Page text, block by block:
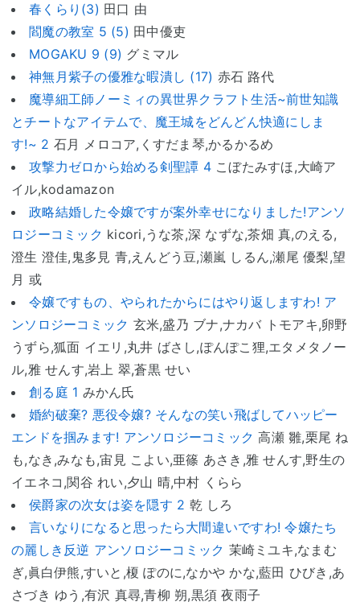
春くらり(3) 田口 由
閻魔の教室 5 (5) 田中優吏
MOGAKU 9 (9) グミマル
神無月紫子の優雅な暇潰し (17) 赤石 路代
魔導細工師ノーミィの異世界クラフト生活~前世知識
とチートなアイテムで、魔王城をどんどん快適にしま
す!~ 2 石月 メロコア,くすだま琴,かるかるめ
攻撃力ゼロから始める剣聖譚 4こぼたみすほ,大崎ア
イル,kodamazon
政略結婚した令嬢ですが案外幸せになりました!アンソ
ロジーコミック kicori,うな茶,深 なずな,茶畑 真,のえる,
澄生 澄佳,鬼多見 青,えんどう豆,瀬嵐 しるん,瀬尾 優梨,望
月 或
令嬢ですもの、やられたからにはやり返しますわ! ア
ンソロジーコミック 玄米,盛乃 ブナ,ナカバ トモアキ,卵野
うずら,狐面 イエリ,丸井 ばさし,ぽんぽこ狸,エタメタノー
ル,雅 せんす,岩上 翠,蒼黒 せい
創る庭 1 みかん氏
婚約破棄? 悪役令嬢? そんなの笑い飛ばしてハッピー
エンドを掴みます! アンソロジーコミック 高瀬 雛,栗尾 ね
も,なき,みなも,宙見 こよい,亜篠 あさき,雅 せんす,野生の
イエネコ,関谷 れい,夕山 晴,中村 くらら
侯爵家の次女は姿を隠す 2 乾 しろ
言いなりになると思ったら大間違いですわ! 令嬢たち
の麗しき反逆 アンソロジーコミック 茉崎ミユキ,なまむ
ぎ,眞白伊熊,すいと,榎 ぽのに,なかや かな,藍田 ひびき,あ
さづき ゆう,有沢 真尋,青柳 朔,黒須 夜雨子